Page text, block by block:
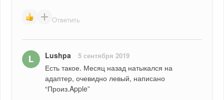
Ответить
Lushpa 5 сентября 2019
Есть такое. Месяц назад натыкался на
адаптер, очевидно левый, написано
“Произ.Apple”